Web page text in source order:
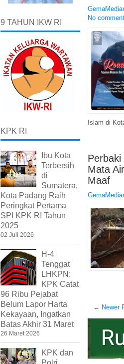
No
Islam di
Perbaki
Mata
Maaf
← Newer
9 TAHUN IKW RI
KPK RI
Ibu Kota
Terbersih
di
Sumatera,
Kota Padang Raih
Peringkat Pertama
SPI KPK RI Tahun
2025
02 Juli 2026
H-4
Tenggat
LHKPN:
KPK Catat
96 Ribu Pejabat
Belum Lapor Harta
Kekayaan, Ingatkan
Batas Akhir 31 Maret
26 Maret 2026
KPK dan